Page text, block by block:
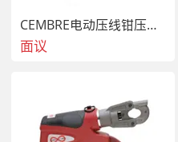
CEMBRE电动压线钳压接钳B450ND 150平方
面议